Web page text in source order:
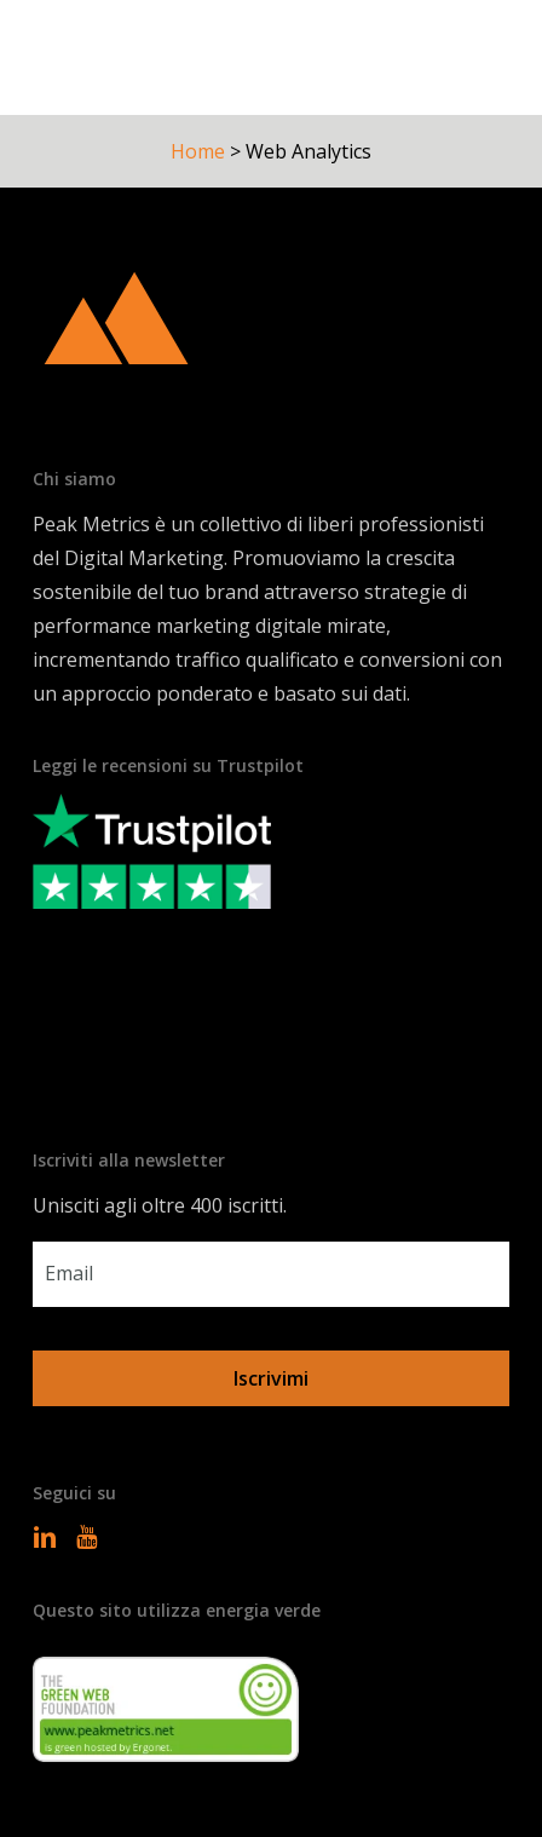
Home >Web Analytics
Chi siamo
Peak Metrics è un collettivo di liberi professionisti
del Digital Marketing. Promuoviamo la crescita
sostenibile del tuo brand attraverso strategie di
performance marketing digitale mirate,
incrementando traffico qualificato e conversioni con
un approccio ponderato e basato sui dati.
Leggi le recensioni su Trustpilot
Iscriviti alla newsletter
Unisciti agli oltre 400 iscritti.
Email
Seguici su
Questo sito utilizza energia verde